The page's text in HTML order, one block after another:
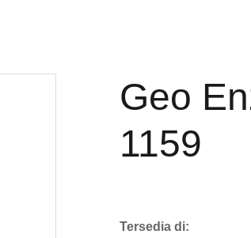
Geo
1159
Tersedia di: